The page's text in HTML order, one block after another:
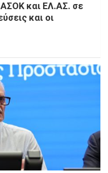
και ΕΛ.ΑΣ. σε
και οι